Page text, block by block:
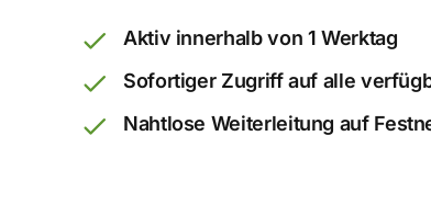
Aktiv innerhalb von 1 Werktag
Sofortiger Zugriff auf alle
Nahtlose Weiterleitung auf